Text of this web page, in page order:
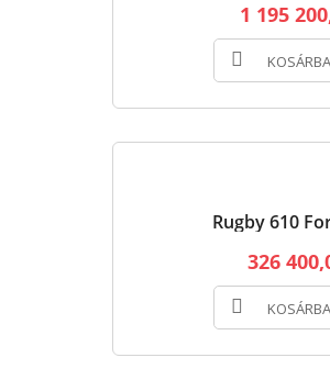
1 195
KOSÁRBA
Rugby 610
326
KOSÁRBA